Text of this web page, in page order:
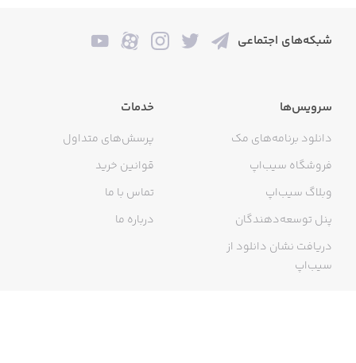
شبکه‌های اجتماعی
سرویس‌ها
دانلود برنامه‌های مک
فروشگاه سیب‌اپ
وبلاگ سیب‌اپ
پنل توسعه‌دهندگان
دریافت نشان دانلود از
سیب‌اپ
خدمات
پرسش‌های متداول
قوانین خرید
تماس با ما
درباره ما